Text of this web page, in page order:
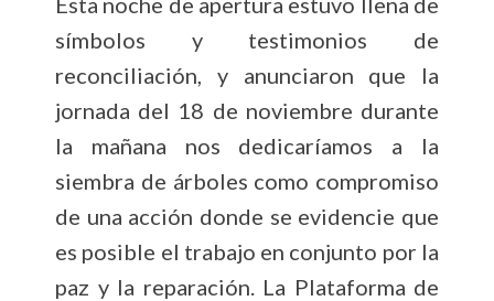
símbolos y testimonios de
reconciliación, y anunciaron que la
jornada del 18 de noviembre durante
la mañana nos dedicaríamos a la
siembra de árboles como compromiso
de una acción donde se evidencie que
es posible el trabajo en conjunto por la
paz y la reparación. La Plataforma de